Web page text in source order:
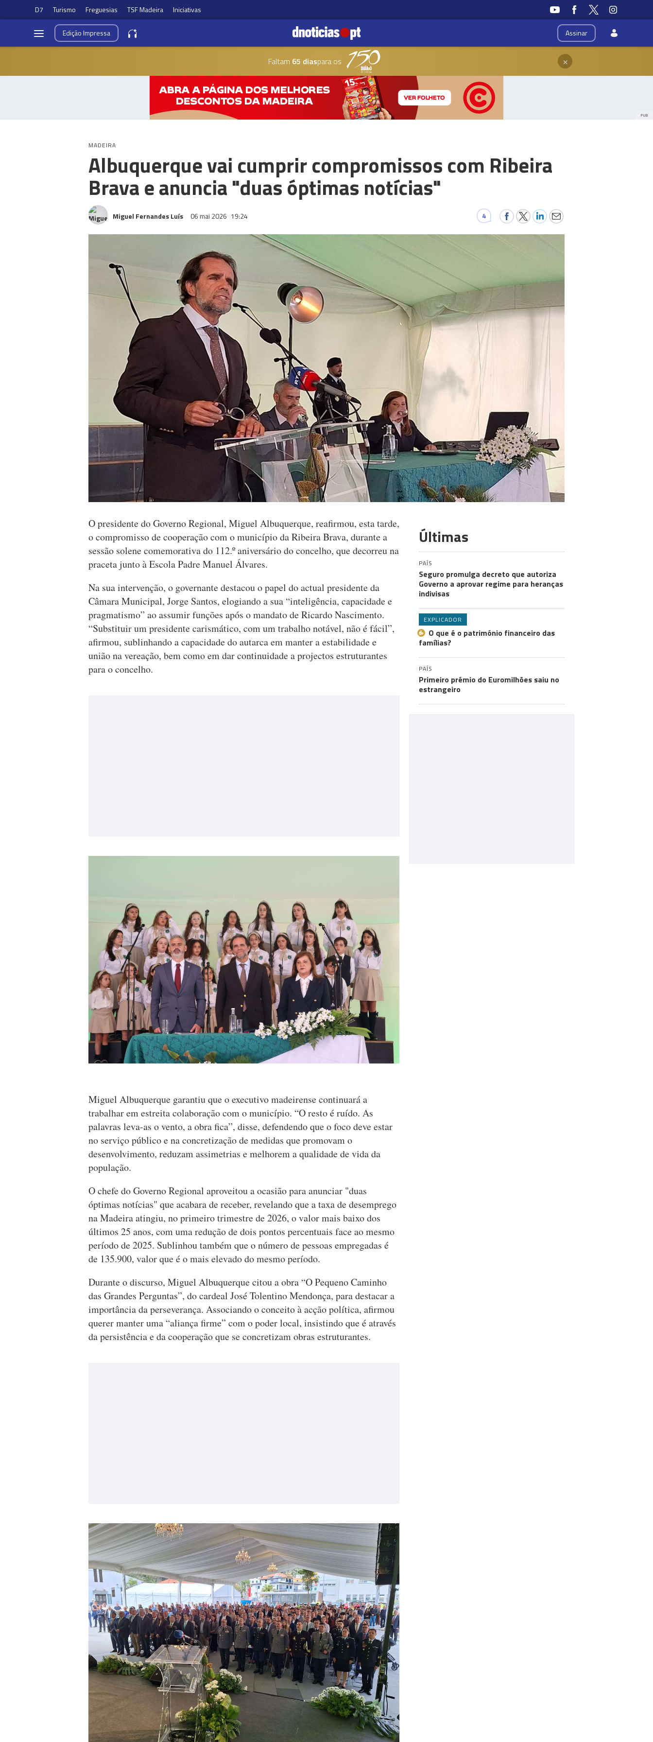
D7 Turismo Freguesias TSF Madeira Iniciativas
Assinar
EdiçãoImpressa
Faltam 65 diaspara os ×
PUB
MADEIRA
Albuquerque vai cumprir compromissos com Ribeira
Brava e anuncia "duas óptimas notícias"
Miguel Fernandes Luís 06 mai 2026 19:24 4
O presidente do Governo Regional, Miguel Albuquerque, reafirmou, esta tarde,
o compromisso de cooperação com o município da Ribeira Brava, durante a
sessão solene comemorativa do 112.º aniversário do concelho, que decorreu na
praceta junto à Escola Padre Manuel Álvares.
Na sua intervenção, o governante destacou o papel do actual presidente da
Câmara Municipal, Jorge Santos, elogiando a sua “inteligência, capacidade e
pragmatismo” ao assumir funções após o mandato de Ricardo Nascimento.
“Substituir um presidente carismático, com um trabalho notável, não é fácil”,
afirmou, sublinhando a capacidade do autarca em manter a estabilidade e
união na vereação, bem como em dar continuidade a projectos estruturantes
para o concelho.
Miguel Albuquerque garantiu que o executivo madeirense continuará a
trabalhar em estreita colaboração com o município. “O resto é ruído. As
palavras leva-as o vento, a obra fica”, disse, defendendo que o foco deve estar
no serviço público e na concretização de medidas que promovam o
desenvolvimento, reduzam assimetrias e melhorem a qualidade de vida da
população.
O chefe do Governo Regional aproveitou a ocasião para anunciar "duas
óptimas notícias" que acabara de receber, revelando que a taxa de desemprego
na Madeira atingiu, no primeiro trimestre de 2026, o valor mais baixo dos
últimos 25 anos, com uma redução de dois pontos percentuais face ao mesmo
período de 2025. Sublinhou também que o número de pessoas empregadas é
de 135.900, valor que é o mais elevado do mesmo período.
Durante o discurso, Miguel Albuquerque citou a obra “O Pequeno Caminho
das Grandes Perguntas”, do cardeal José Tolentino Mendonça, para destacar a
importância da perseverança. Associando o conceito à acção política, afirmou
querer manter uma “aliança firme” com o poder local, insistindo que é através
da persistência e da cooperação que se concretizam obras estruturantes.
Últimas
PAÍS
Seguro promulga decreto que autoriza
Governo a aprovar regime para heranças
indivisas
EXPLICADOR
O que é o património financeiro das
famílias?
PAÍS
Primeiro prémio do Euromilhões saiu no
estrangeiro